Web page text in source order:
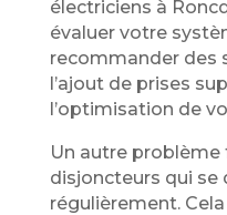
électriciens à
évaluer votre
recommander des
l’ajout de prises
l’optimisation de
Un autre problème
disjoncteurs qui se
régulièrement.